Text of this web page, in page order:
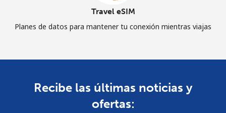
Travel eSIM
Planes de datos para mantener tu conexión mientras viajas
Recibe las últimas noticias y
ofertas: